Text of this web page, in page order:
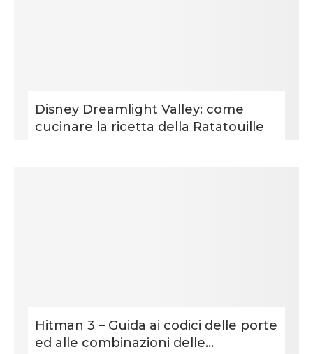
Disney Dreamlight Valley: come
cucinare la ricetta della Ratatouille
Hitman 3 – Guida ai codici delle porte
ed alle combinazioni delle...